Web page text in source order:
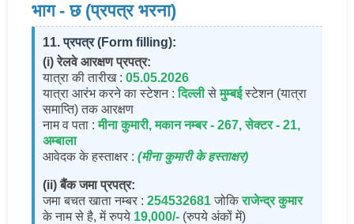
भाग - छ (प्रपत्र भरना)
11. प्रपत्र (Form filling):
(i) रेलवे आरक्षण प्रपत्र:
यात्रा की तारीख : 05.05.2026
यात्रा आरंभ करने का स्टेशन :दिल्लीसेमुम्बईस्टेशन (यात्रा
समाप्ति) तक आरक्षण
नाम व पता :मीना कुमारी, मकान नम्बर - 267, सेक्टर - 21,
अम्बाला
आवेदक के हस्ताक्षर : (मीना कुमारी के हस्ताक्षर)
(ii) बैंक जमा प्रपत्र:
जमा बचत खाता नम्बर : 254532681जोकिराजेन्द्र कुमार
के नाम से है, में रुपये 19,000/- (रुपये अंकों में)